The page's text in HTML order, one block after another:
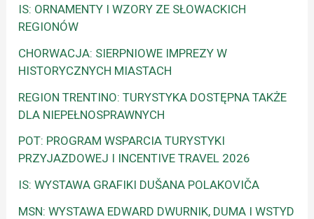
IS: ORNAMENTY I WZORY ZE SŁOWACKICH
REGIONÓW
CHORWACJA: SIERPNIOWE IMPREZY W
HISTORYCZNYCH MIASTACH
REGION TRENTINO: TURYSTYKA DOSTĘPNA TAKŻE
DLA NIEPEŁNOSPRAWNYCH
POT: PROGRAM WSPARCIA TURYSTYKI
PRZYJAZDOWEJ I INCENTIVE TRAVEL 2026
IS: WYSTAWA GRAFIKI DUŠANA POLAKOVIČA
MSN: WYSTAWA EDWARD DWURNIK, DUMA I WSTYD